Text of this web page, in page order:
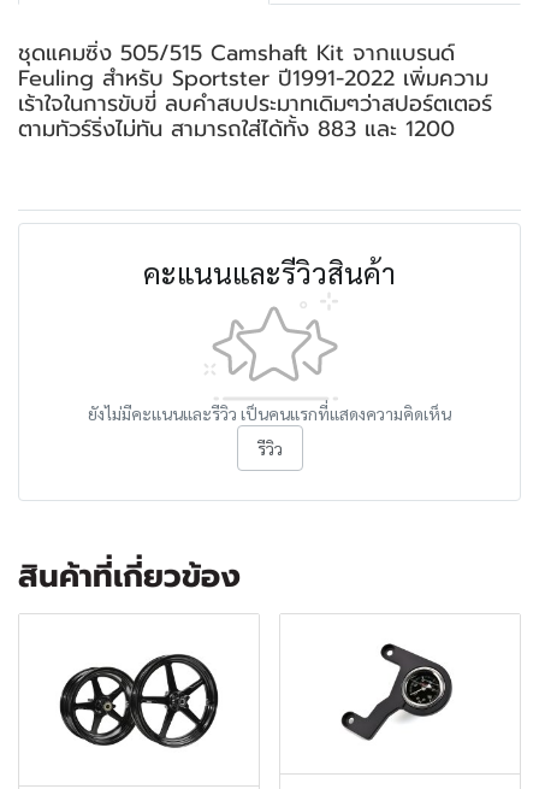
ชุดแคมซิ่ง 505/515 Camshaft Kit จากแบรนด์
Feuling สำหรับ Sportster ปี1991-2022 เพิ่มความ
เร้าใจในการขับขี่ ลบคำสบประมาทเดิมๆว่าสปอร์ตเตอร์
ตามทัวร์ริ่งไม่ทัน สามารถใส่ได้ทั้ง 883 และ 1200
คะแนนและรีวิวสินค้า
ยังไม่มีคะแนนและรีวิว เป็นคนแรกที่แสดงความคิดเห็น
รีวิว
สินค้าที่เกี่ยวข้อง